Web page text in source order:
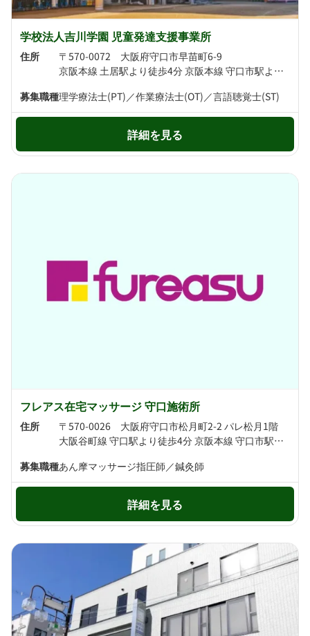
学校法人吉川学園 児童発達支援事業所
住所
〒570-0072 大阪府守口市早苗町6-9
京阪本線 土居駅より徒歩4分 京阪本線 守口市駅より徒歩5分
募集職種理学療法士(PT)／作業療法士(OT)／言語聴覚士(ST)
詳細を見る
フレアス在宅マッサージ 守口施術所
住所
〒570-0026 大阪府守口市松月町2-2 パレ松月1階
大阪谷町線 守口駅より徒歩4分 京阪本線 守口市駅より徒歩4分
募集職種あん摩マッサージ指圧師／鍼灸師
詳細を見る